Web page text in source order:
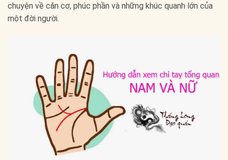
chuyện về căn cơ, phúc phần và những khúc quanh lớn của
một đời người.